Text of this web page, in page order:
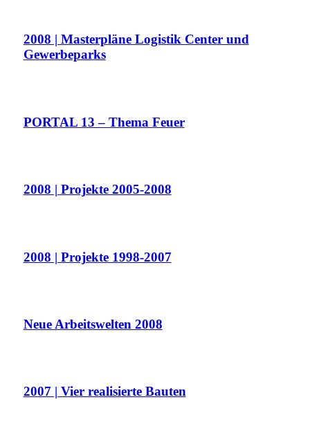
2008 | Masterpläne Logistik Center und
Gewerbeparks
PORTAL 13 – Thema Feuer
2008 | Projekte 2005-2008
2008 | Projekte 1998-2007
Neue Arbeitswelten 2008
2007 | Vier realisierte Bauten